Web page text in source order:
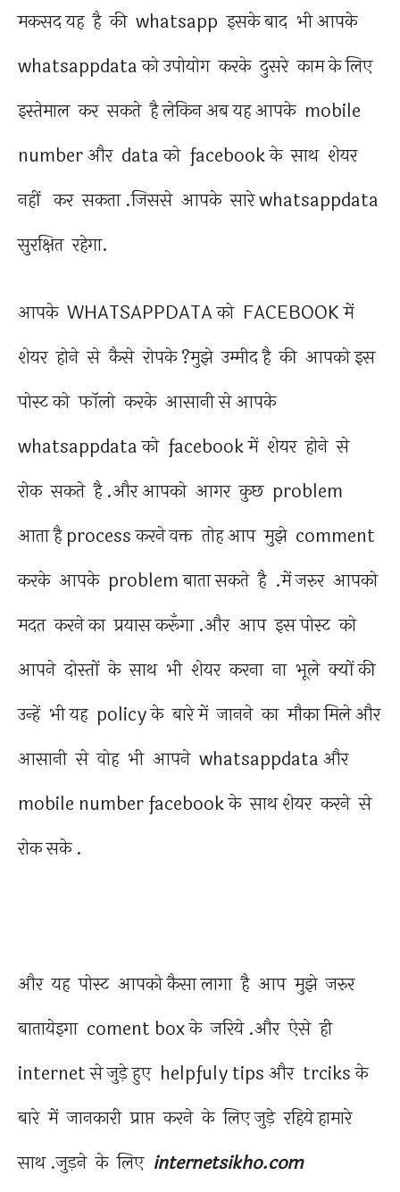
मकसद यह है की whatsapp इसके बाद भी आपके
whatsappdata को उपोयोग करके दुसरे काम के लिए
इस्तेमाल कर सकते है लेकिन अब यह आपके mobile
number और data को facebook के साथ शेयर
नहीं कर सकता .जिससे आपके सारे whatsappdata
सुरक्षित रहेगा.
आपके WHATSAPPDATA को FACEBOOK में
शेयर होने से कैसे रोपके ?मुझे उम्मीद है की आपको इस
पोस्ट को फॉलो करके आसानी से आपके
whatsappdata को facebook में शेयर होने से
रोक सकते है .और आपको आगर कुछ problem
आता है process करने वक्त तोह आप मुझे comment
करके आपके problem बाता सकते है .में जरुर आपको
मदत करने का प्रयास करूँगा .और आप इस पोस्ट को
आपने दोस्तों के साथ भी शेयर करना ना भूले क्यों की
उन्हें भी यह policy के बारे में जानने का मौका मिले और
आसानी से वोह भी आपने whatsappdata और
mobile number facebook के साथ शेयर करने से
रोक सके .
और यह पोस्ट आपको कैसा लागा है आप मुझे जरुर
बातायेइगा coment box के जरिये .और ऐसे ही
internet से जुड़े हुए helpfuly tips और trciks के
बारे में जानकारी प्राप्त करने के लिए जुड़े रहिये हामारे
साथ .जुड़ने के लिए internetsikho.com